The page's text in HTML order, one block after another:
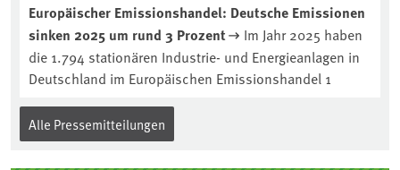
Europäischer Emissionshandel: Deutsche Emissionen
sinken 2025 um rund 3 Prozent
Im Jahr 2025 haben
die 1.794 stationären Industrie- und Energieanlagen in
Deutschland im Europäischen Emissionshandel 1
Alle Pressemitteilungen